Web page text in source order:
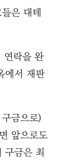
은 대테
연락을 완
에서 재판
금으로)
앞으로도
구금은 최